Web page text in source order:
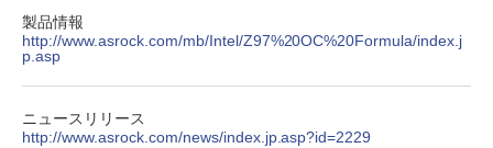
製品情報
http://www.asrock.com/mb/Intel/Z97%20OC%20Formula/index.j
p.asp
ニュースリリース
http://www.asrock.com/news/index.jp.asp?id=2229